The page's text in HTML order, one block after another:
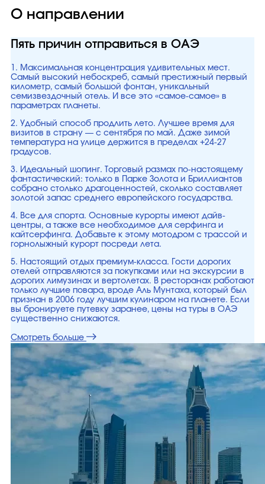
О направлении
Пять причин отправиться в ОАЭ
1. Максимальная концентрация удивительных мест.
Самый высокий небоскреб, самый престижный первый
километр, самый большой фонтан, уникальный
семизвездочный отель. И все это «самое-самое» в
параметрах планеты.
2. Удобный способ продлить лето. Лучшее время для
визитов в страну — с сентября по май. Даже зимой
температура на улице держится в пределах +24-27
градусов.
3. Идеальный шопинг. Торговый размах по-настоящему
фантастический: только в Парке Золота и Бриллиантов
собрано столько драгоценностей, сколько составляет
золотой запас среднего европейского государства.
4. Все для спорта. Основные курорты имеют дайв-
центры, а также все необходимое для серфинга и
кайтсерфинга. Добавьте к этому мотодром с трассой и
горнолыжный курорт посреди лета.
5. Настоящий отдых премиум-класса. Гости дорогих
отелей отправляются за покупками или на экскурсии в
дорогих лимузинах и вертолетах. В ресторанах работают
только лучшие повара, вроде Аль Мунтаха, который был
признан в 2006 году лучшим кулинаром на планете. Если
вы бронируете путевку заранее, цены на туры в ОАЭ
существенно снижаются.
Смотреть больше